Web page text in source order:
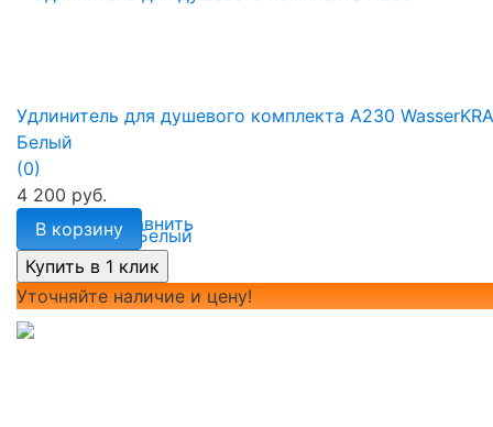
избранное сравнить
Удлинитель для душевого комплекта A230
Белый
(0)
4 200 руб.
В корзину
Уточняйте наличие и цену!